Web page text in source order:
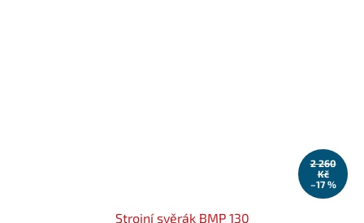
2 260
Kč
–17 %
Strojní svěrák BMP 130